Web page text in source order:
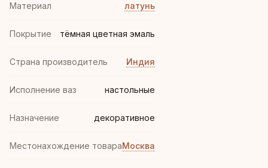
Материал латунь
Покрытие тёмная цветная эмаль
Страна производитель Индия
Исполнение ваз настольные
Назначение декоративное
Местонахождение товараМосква